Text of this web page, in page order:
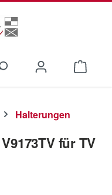
Halterungen
für TV